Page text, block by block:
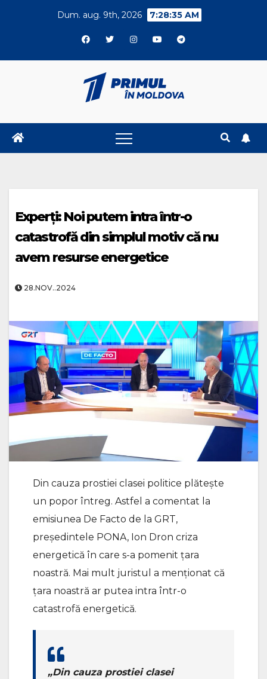
Dum. aug. 9th, 2026 7:28:36 AM
Experți: Noi putem intra într-o
catastrofă din simplul motiv că nu
avem resurse energetice
28.NOV..2024
Din cauza prostiei clasei politice plătește
un popor întreg. Astfel a comentat la
emisiunea De Facto de la GRT,
președintele PONA, Ion Dron criza
energetică în care s-a pomenit țara
noastră. Mai mult juristul a menționat că
țara noastră ar putea intra într-o
catastrofă energetică.
„Din cauza prostiei clasei